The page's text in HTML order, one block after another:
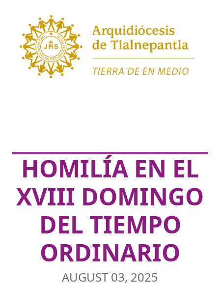
HOMILÍA EN EL
XVIII DOMINGO
DEL TIEMPO
ORDINARIO
AUGUST 03, 2025